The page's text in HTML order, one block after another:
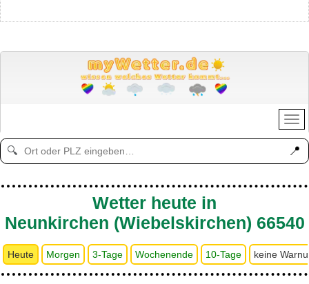
🔍 📍
Wetter heute in
Neunkirchen (Wiebelskirchen) 66540
Heute Morgen 3-Tage Wochenende 10-Tage keine